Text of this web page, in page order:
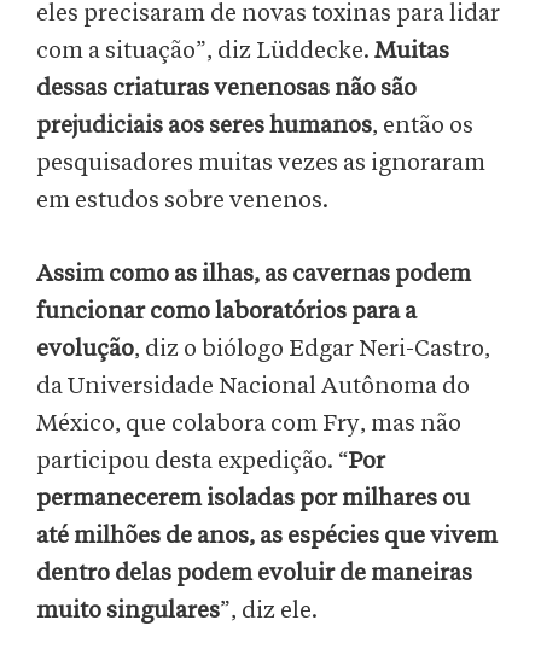
eles precisaram de novas toxinas para lidar
com a situação”, diz Lüddecke. Muitas
dessas criaturas venenosas não são
prejudiciais aos seres humanos, então os
pesquisadores muitas vezes as ignoraram
em estudos sobre venenos.
Assim como as ilhas, as cavernas podem
funcionar como laboratórios para a
evolução, diz o biólogo Edgar Neri-Castro,
da Universidade Nacional Autônoma do
México, que colabora com Fry, mas não
participou desta expedição. “Por
permanecerem isoladas por milhares ou
até milhões de anos, as espécies que vivem
dentro delas podem evoluir de maneiras
muito singulares”, diz ele.